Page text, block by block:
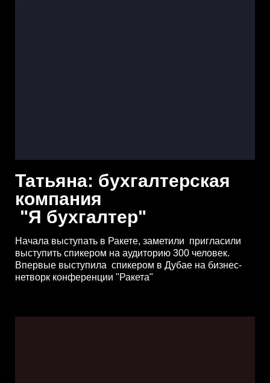
Татьяна: бухгалтерская
компания
"Я бухгалтер"
Начала выступать в Ракете, заметили пригласили
выступить спикером на аудиторию 300 человек.
Впервые выступила спикером в Дубае на бизнес-
нетворк конференции "Ракета"